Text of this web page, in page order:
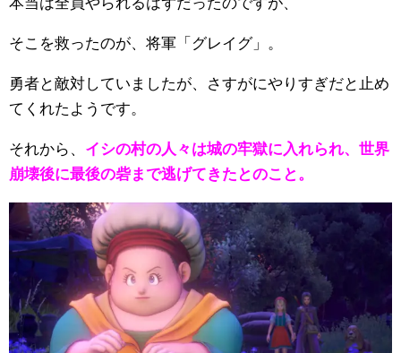
そこを救ったのが、将軍「グレイグ」。
勇者と敵対していましたが、さすがにやりすぎだと止め
てくれたようです。
それから、 イシの村の人々は城の牢獄に入れられ、世界
崩壊後に最後の砦まで逃げてきたとのこと。